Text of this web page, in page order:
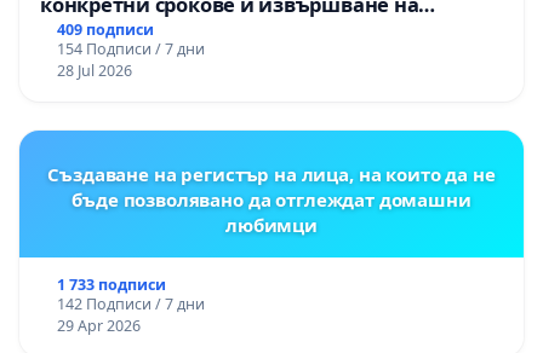
цялостна рехабилитация на
републиканския път между пътен възел АМ
„Тракия“ - гр. Ихтиман - с. Мирово - к.к.
409 подписи
154 Подписи / 7 дни
28 Jul 2026
Създаване на регистър на лица, на които да не
бъде позволявано да отглеждат домашни
любимци
1 733 подписи
142 Подписи / 7 дни
29 Apr 2026